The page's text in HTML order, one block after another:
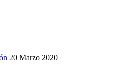
20 Marzo 2020